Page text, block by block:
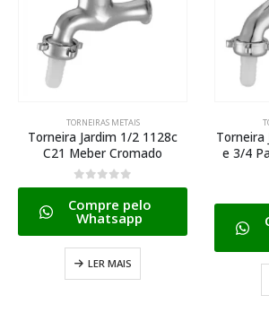
TORNEIRAS METAIS
Torneira Jardim 1/2 1128c
C21 Meber Cromado
0de 5
Compre pelo
Whatsapp
LER MAIS
Torneira
e 3/4